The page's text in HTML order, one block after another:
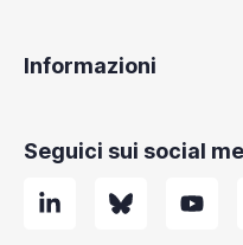
Informazioni
Seguici sui social